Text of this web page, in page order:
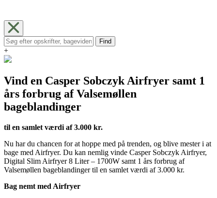
Find
+
Vind en Casper Sobczyk Airfryer samt 1
års forbrug af Valsemøllen
bageblandinger
til en samlet værdi af 3.000 kr.
Nu har du chancen for at hoppe med på trenden, og blive mester i at
bage med Airfryer. Du kan nemlig vinde Casper Sobczyk Airfryer,
Digital Slim Airfryer 8 Liter – 1700W samt 1 års forbrug af
Valsemøllen bageblandinger til en samlet værdi af 3.000 kr.
Bag nemt med Airfryer